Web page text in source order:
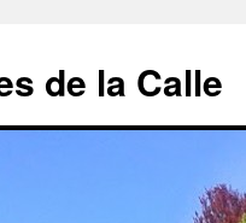
de la Calle